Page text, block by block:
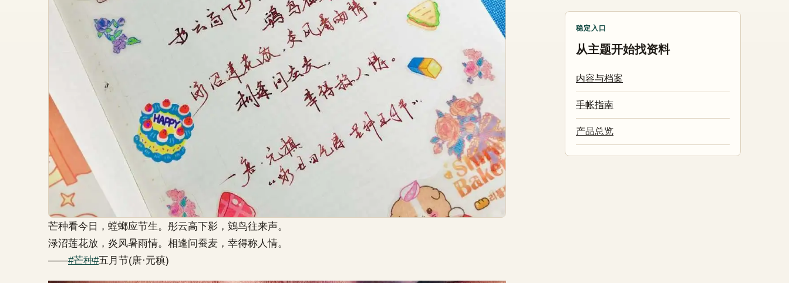
芒种看今日，螳螂应节生。彤云高下影，鴳鸟往来声。
渌沼莲花放，炎风暑雨情。相逢问蚕麦，幸得称人情。
——#芒种#五月节(唐·元稹)
稳定入口
从主题开始找资料
内容与档案
手帐指南
产品总览